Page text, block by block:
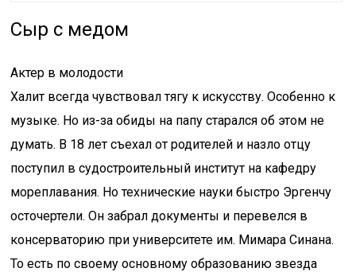
Сыр с медом
Актер в молодости
Халит всегда чувствовал тягу к искусству. Особенно к
музыке. Но из-за обиды на папу старался об этом не
думать. В 18 лет съехал от родителей и назло отцу
поступил в судостроительный институт на кафедру
мореплавания. Но технические науки быстро Эргенчу
осточертели. Он забрал документы и перевелся в
консерваторию при университете им. Мимара Синана.
То есть по своему основному образованию звезда